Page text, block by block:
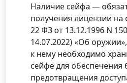
Наличие сейфа —
получения лицензии на
22 ФЗ от 13.12.1996 N
14.07.2022) «Об
к нему необходимо
сейфе для обеспечения
предотвращения